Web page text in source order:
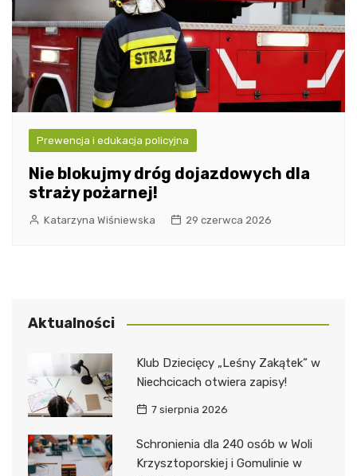
Prewencja i edukacja policyjna
Nie blokujmy dróg dojazdowych dla
straży pożarnej!
Katarzyna Wiśniewska 29 czerwca 2026
Aktualności
Klub Dziecięcy „Leśny Zakątek” w
Niechcicach otwiera zapisy!
7 sierpnia 2026
Schronienia dla 240 osób w Woli
Krzysztoporskiej i Gomulinie w